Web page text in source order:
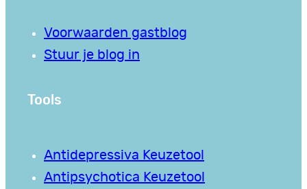
Voorwaarden gastblog
Stuur je blog in
Tools
Antidepressiva Keuzetool
Antipsychotica Keuzetool